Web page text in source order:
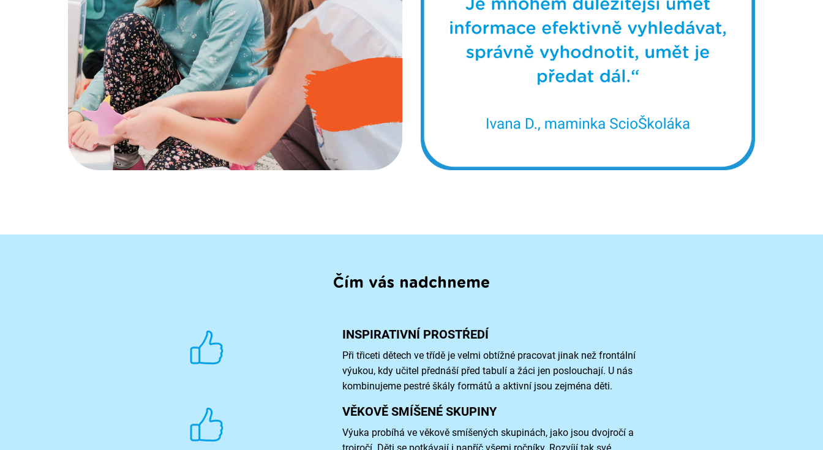
Čím vás nadchneme
INSPIRATIVNÍ PROSTŔEDÍ
Při třiceti dětech ve třídě je velmi obtížné pracovat jinak než frontální
výukou, kdy učitel přednáší před tabulí a žáci jen poslouchají. U nás
kombinujeme pestré škály formátů a aktivní jsou zejména děti.
VĚKOVĚ SMÍŠENÉ SKUPINY
Výuka probíhá ve věkově smíšených skupinách, jako jsou dvojročí a